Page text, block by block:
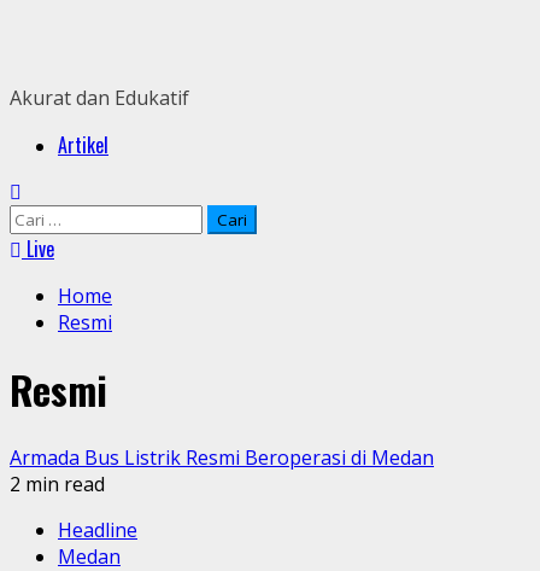
Akurat dan Edukatif
PrimaryArtikel
Cari
untuk:
Live
Home
Resmi
Resmi
Armada Bus Listrik Resmi Beroperasi di Medan
2 min read
Headline
Medan